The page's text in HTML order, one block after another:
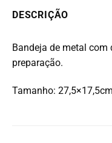
DESCRIÇÃO
Bandeja de metal com
preparação.
Tamanho: 27,5×17,5cm